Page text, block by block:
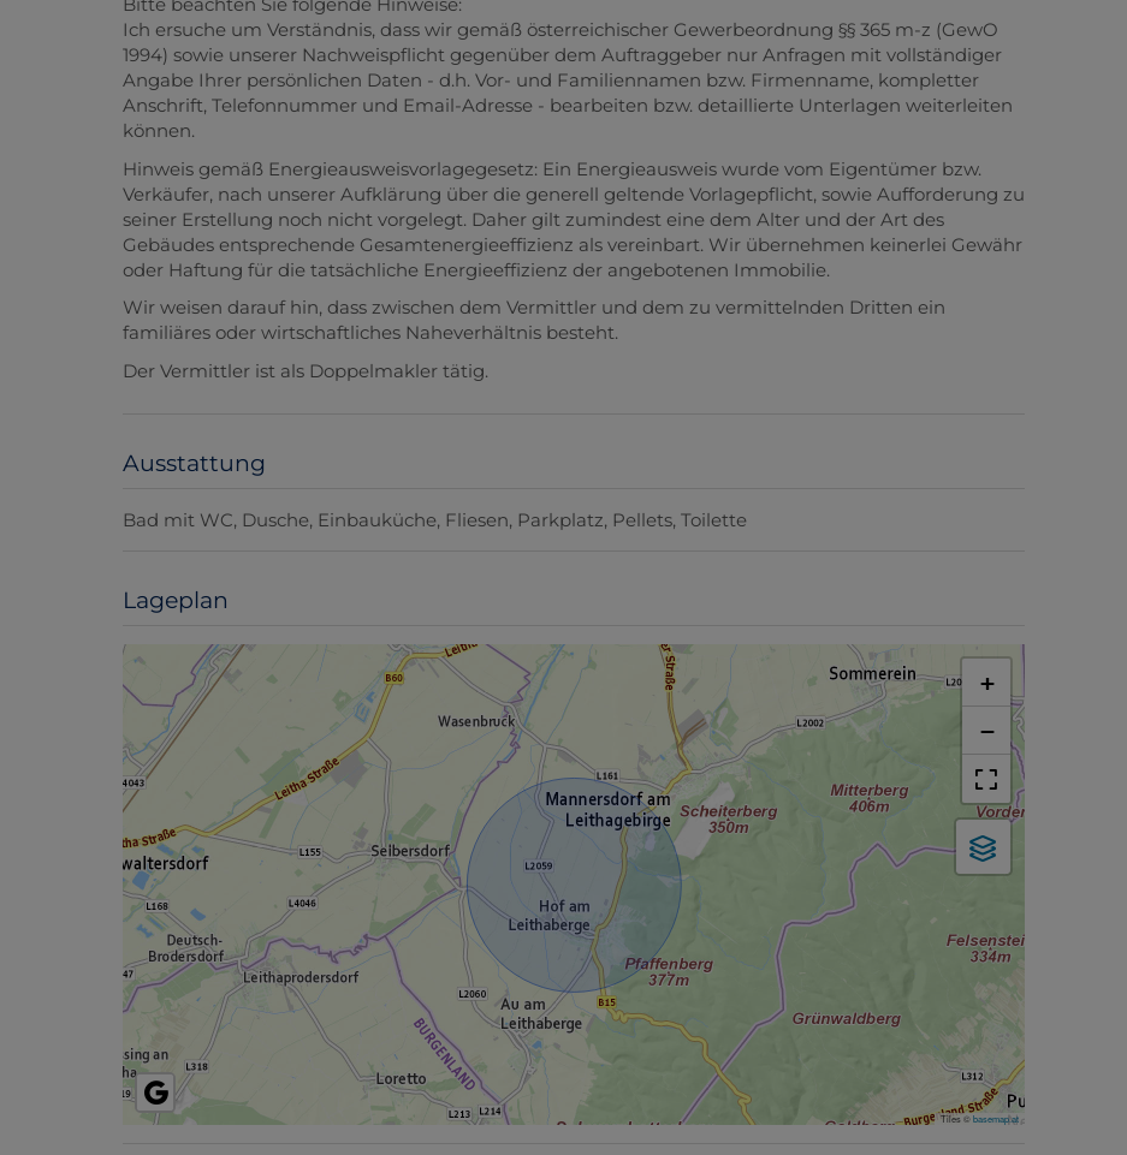
Angabe Ihrer persönlichen Daten - d.h. Vor- und Familiennamen bzw. Firmenname, kompletter
Anschrift, Telefonnummer und Email-Adresse - bearbeiten bzw. detaillierte Unterlagen weiterleiten
können.
Hinweis gemäß Energieausweisvorlagegesetz: Ein Energieausweis wurde vom Eigentümer bzw.
Verkäufer, nach unserer Aufklärung über die generell geltende Vorlagepflicht, sowie Aufforderung zu
seiner Erstellung noch nicht vorgelegt. Daher gilt zumindest eine dem Alter und der Art des
Gebäudes entsprechende Gesamtenergieeffizienz als vereinbart. Wir übernehmen keinerlei Gewähr
oder Haftung für die tatsächliche Energieeffizienz der angebotenen Immobilie.
Wir weisen darauf hin, dass zwischen dem Vermittler und dem zu vermittelnden Dritten ein
familiäres oder wirtschaftliches Naheverhältnis besteht.
Der Vermittler ist als Doppelmakler tätig.
Bad mit WC Dusche
Tiles ©
Kontaktformular